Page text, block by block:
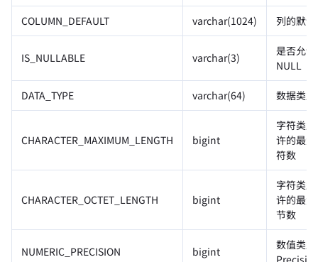
COLUMN_DEFAULT varchar(1024) 列的默
IS_NULLABLE varchar(3)
是否允
NULL
DATA_TYPE varchar(64) 数据类型
CHARACTER_MAXIMUM_LENGTH bigint
字符类
许的最
符数
CHARACTER_OCTET_LENGTH bigint
字符类
许的最
节数
NUMERIC_PRECISION bigint
数值类